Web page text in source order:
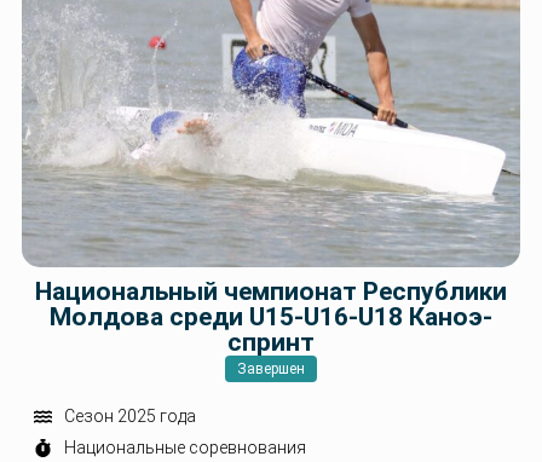
EN
Национальный чемпионат Республики
Молдова среди U15-U16-U18 Каноэ-
спринт
Завершен
Сезон 2025 года
Национальные соревнования